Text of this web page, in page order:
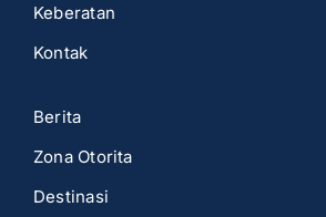
Keberatan
Kontak
Berita
Zona Otorita
Destinasi